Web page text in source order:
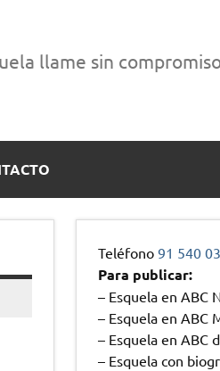
llame sin
Teléfono91 540
Para publicar:
– Esquela en ABC
– Esquela en ABC
– Esquela en ABC
– Esquela con